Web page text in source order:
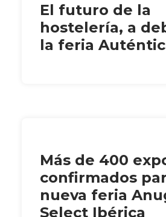
El futuro de la
hostelería, a
la feria
Más de 400
confirmados
nueva feria
Select Ibérica